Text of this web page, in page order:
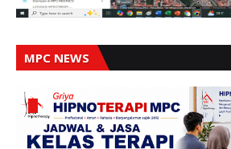
MPC NEWS